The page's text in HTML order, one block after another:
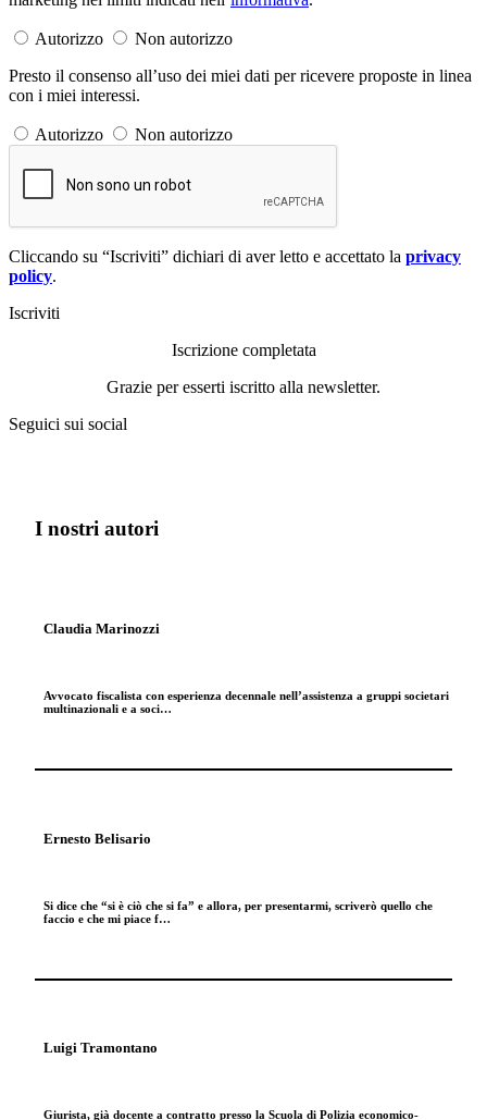
Autorizzo
Non autorizzo
Presto il consenso all’uso dei miei dati per ricevere proposte in linea
con i miei interessi.
Autorizzo Non autorizzo
Cliccando su “Iscriviti” dichiari di aver letto e accettato la privacy
policy.
Iscriviti
Iscrizione completata
Grazie per esserti iscritto alla newsletter.
Seguici sui social
I nostri autori
Claudia Marinozzi
Avvocato fiscalista con esperienza decennale nell’assistenza a gruppi societari
multinazionali e a soci…
Ernesto Belisario
Si dice che “si è ciò che si fa” e allora, per presentarmi, scriverò quello che
faccio e che mi piace f…
Luigi Tramontano
Giurista, già docente a contratto presso la Scuola di Polizia economico-